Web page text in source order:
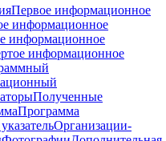
Первое информационное
информационное
информационное
информационное
Полученные
Программа
Организации-